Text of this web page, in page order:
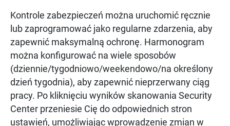
Kontrole zabezpieczeń można uruchomić ręcznie
lub zaprogramować jako regularne zdarzenia, aby
zapewnić maksymalną ochronę. Harmonogram
można konfigurować na wiele sposobów
(dziennie/tygodniowo/weekendowo/na określony
dzień tygodnia), aby zapewnić nieprzerwany ciąg
pracy. Po kliknięciu wyników skanowania Security
Center przeniesie Cię do odpowiednich stron
ustawień, umożliwiając wprowadzenie zmian w